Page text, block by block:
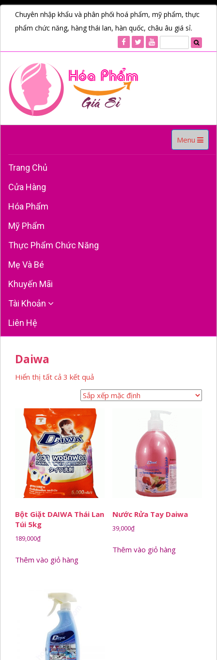
Chuyên nhập khẩu và phân phối hoá phẩm, mỹ phẩm, thực
phẩm chức năng, hàng thái lan, hàn quốc, châu âu giá sỉ.
Toggle
navigation
Menu
Trang Chủ
Cửa Hàng
Hóa Phẩm
Mỹ Phẩm
Thực Phẩm Chức Năng
Mẹ Và Bé
Khuyến Mãi
Tài Khoản
Liên Hệ
Daiwa
Hiển thị tất cả 3 kết quả
Bột Giặt DAIWA Thái Lan
Túi 5kg
189,000₫
Thêm vào giỏ hàng
Nước Rửa Tay Daiwa
39,000₫
Thêm vào giỏ hàng